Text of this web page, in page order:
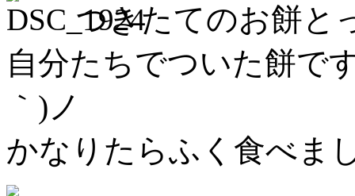
つきたてのお餅と
自分たちでついた餅で
｀)ノ
かなりたらふく食べま